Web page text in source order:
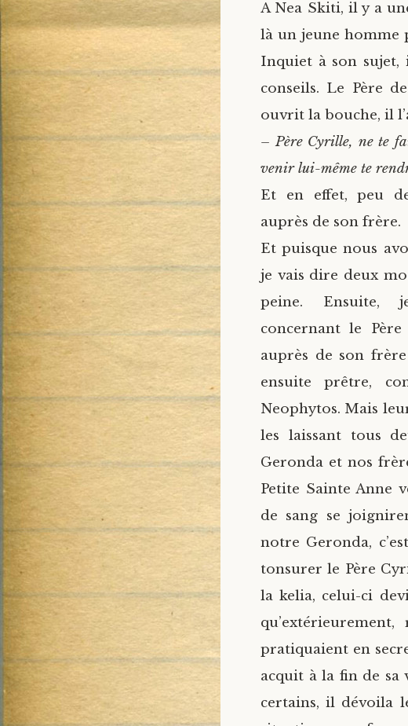
A Nea Skiti, il y a
là un jeune homme
Inquiet à son sujet,
conseils. Le Père
ouvrit la bouche, il
– Père Cyrille, ne te
venir lui-même te
Et en effet, peu
auprès de son frère.
Et puisque nous
je vais dire deux
peine. Ensuite,
concernant le
auprès de son
ensuite prêtre,
Neophytos. Mais
les laissant tous
Geronda et nos
Petite Sainte Anne
de sang se
notre Geronda,
tonsurer le Père
la kelia, celui-ci
pratiquaient en
acquit à la fin de
certains, il dévoila